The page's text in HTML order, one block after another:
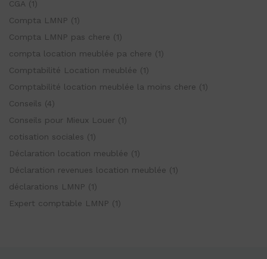
CGA (1)
Compta LMNP (1)
Compta LMNP pas chere (1)
compta location meublée pa chere (1)
Comptabilité Location meublée (1)
Comptabilité location meublée la moins chere (1)
Conseils (4)
Conseils pour Mieux Louer (1)
cotisation sociales (1)
Déclaration location meublée (1)
Déclaration revenues location meublée (1)
déclarations LMNP (1)
Expert comptable LMNP (1)